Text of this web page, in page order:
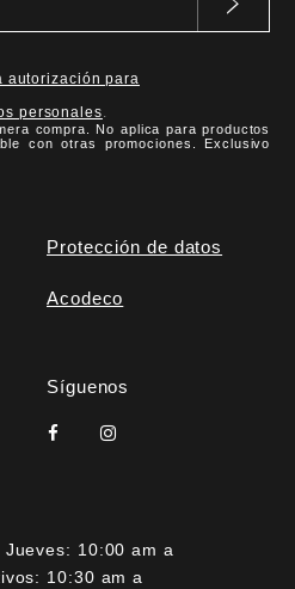
autorización para
personales.
compra. No aplica para productos
con otras promociones. Exclusivo
Protección de datos
Acodeco
Síguenos
10:00 am a
10:30 am a